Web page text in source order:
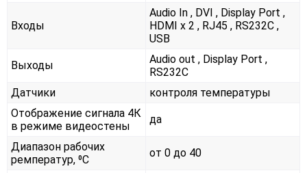
Входы
Audio In , DVI , Display Port ,
HDMI x 2 , RJ45 , RS232С ,
USB
Выходы
Audio out , Display Port ,
RS232С
Датчики
контроля температуры
Отображение сигнала 4К
в режиме видеостены
да
Диапазон рабочих
ремператур, ⁰С
от 0 до 40